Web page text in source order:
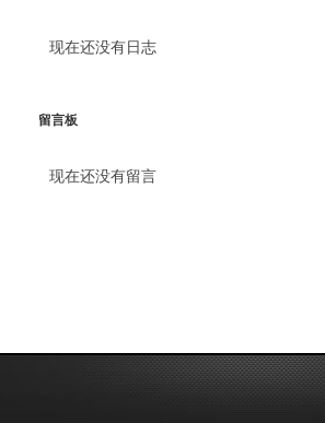
现在还没有日志
留言板
现在还没有留言